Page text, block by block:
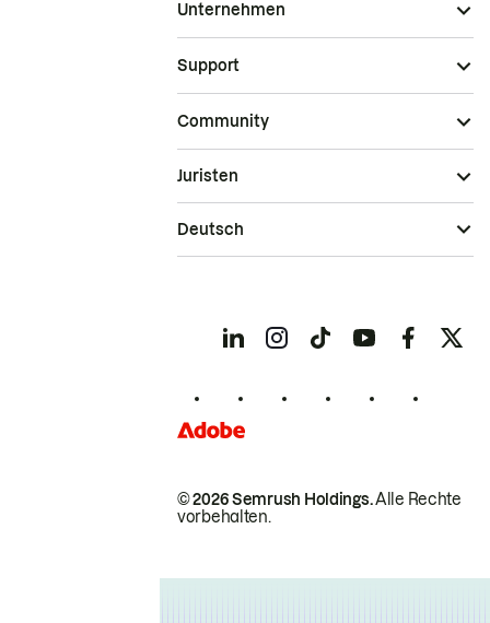
Unternehmen
Support
Community
© 2026 Semrush Holdings.Alle Rechte
vorbehalten.
Juristen
Deutsch